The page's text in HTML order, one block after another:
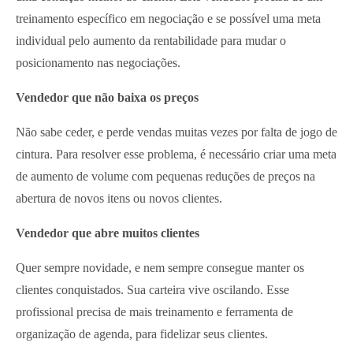
treinamento específico em negociação e se possível uma meta
individual pelo aumento da rentabilidade para mudar o
posicionamento nas negociações.
Vendedor que não baixa os preços
Não sabe ceder, e perde vendas muitas vezes por falta de jogo de
cintura. Para resolver esse problema, é necessário criar uma meta
de aumento de volume com pequenas reduções de preços na
abertura de novos itens ou novos clientes.
Vendedor que abre muitos clientes
Quer sempre novidade, e nem sempre consegue manter os
clientes conquistados. Sua carteira vive oscilando. Esse
profissional precisa de mais treinamento e ferramenta de
organização de agenda, para fidelizar seus clientes.